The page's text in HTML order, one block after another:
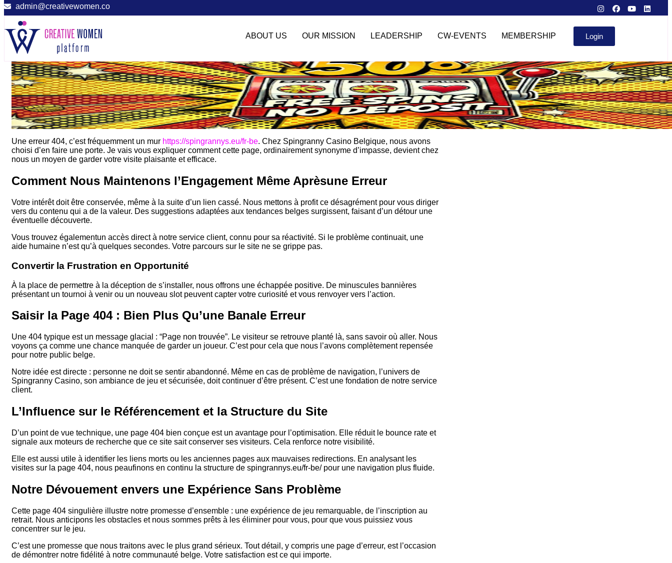
admin@creativewomen.co
ABOUT US OUR MISSION LEADERSHIP CW-EVENTS MEMBERSHIP Login
Une erreur 404, c’est fréquemment un mur https://spingrannys.eu/fr-be. Chez Spingranny Casino Belgique, nous avons
choisi d’en faire une porte. Je vais vous expliquer comment cette page, ordinairement synonyme d’impasse, devient chez
nous un moyen de garder votre visite plaisante et efficace.
Comment Nous Maintenons l’Engagement Même Aprèsune Erreur
Votre intérêt doit être conservée, même à la suite d’un lien cassé. Nous mettons à profit ce désagrément pour vous diriger
vers du contenu qui a de la valeur. Des suggestions adaptées aux tendances belges surgissent, faisant d’un détour une
éventuelle découverte.
Vous trouvez égalementun accès direct à notre service client, connu pour sa réactivité. Si le problème continuait, une
aide humaine n’est qu’à quelques secondes. Votre parcours sur le site ne se grippe pas.
Convertir la Frustration en Opportunité
À la place de permettre à la déception de s’installer, nous offrons une échappée positive. De minuscules bannières
présentant un tournoi à venir ou un nouveau slot peuvent capter votre curiosité et vous renvoyer vers l’action.
Saisir la Page 404 : Bien Plus Qu’une Banale Erreur
Une 404 typique est un message glacial : “Page non trouvée”. Le visiteur se retrouve planté là, sans savoir où aller. Nous
voyons ça comme une chance manquée de garder un joueur. C’est pour cela que nous l’avons complètement repensée
pour notre public belge.
Notre idée est directe : personne ne doit se sentir abandonné. Même en cas de problème de navigation, l’univers de
Spingranny Casino, son ambiance de jeu et sécurisée, doit continuer d’être présent. C’est une fondation de notre service
client.
L’Influence sur le Référencement et la Structure du Site
D’un point de vue technique, une page 404 bien conçue est un avantage pour l’optimisation. Elle réduit le bounce rate et
signale aux moteurs de recherche que ce site sait conserver ses visiteurs. Cela renforce notre visibilité.
Elle est aussi utile à identifier les liens morts ou les anciennes pages aux mauvaises redirections. En analysant les
visites sur la page 404, nous peaufinons en continu la structure de spingrannys.eu/fr-be/ pour une navigation plus fluide.
Notre Dévouement envers une Expérience Sans Problème
Cette page 404 singulière illustre notre promesse d’ensemble : une expérience de jeu remarquable, de l’inscription au
retrait. Nous anticipons les obstacles et nous sommes prêts à les éliminer pour vous, pour que vous puissiez vous
concentrer sur le jeu.
C’est une promesse que nous traitons avec le plus grand sérieux. Tout détail, y compris une page d’erreur, est l’occasion
de démontrer notre fidélité à notre communauté belge. Votre satisfaction est ce qui importe.